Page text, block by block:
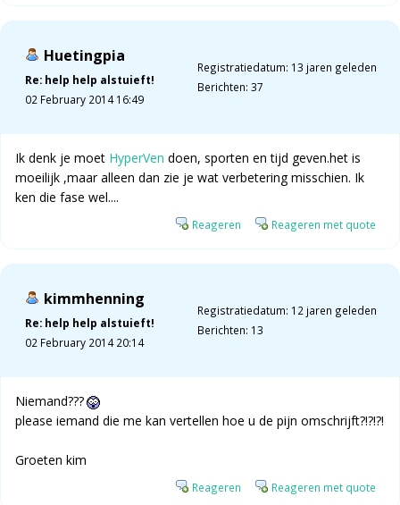
Huetingpia
Re: help help alstuieft!
02 February 2014 16:49
Registratiedatum: 13 jaren geleden
Berichten: 37
Ik denk je moet HyperVen doen, sporten en tijd geven.het is
moeilijk ,maar alleen dan zie je wat verbetering misschien. Ik
ken die fase wel....
Reageren Reageren met quote
kimmhenning
Re: help help alstuieft!
02 February 2014 20:14
Registratiedatum: 12 jaren geleden
Berichten: 13
Niemand???
please iemand die me kan vertellen hoe u de pijn omschrijft?!?!?!
Groeten kim
Reageren Reageren met quote